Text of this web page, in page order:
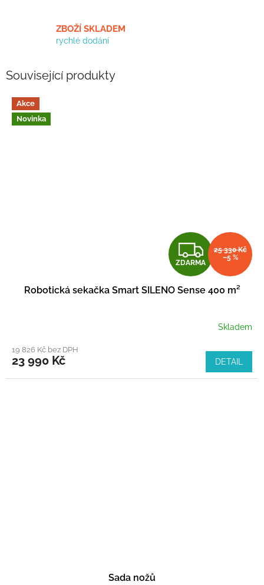
ZBOŽÍ SKLADEM
rychlé dodání
Související produkty
Akce
Novinka
Z
D
A
R
M
A
ZDARMA
25 330 Kč
–5 %
Robotická sekačka Smart SILENO Sense 400 m²
Skladem
19 826 Kč bez DPH
23 990 Kč DETAIL
Sada nožů